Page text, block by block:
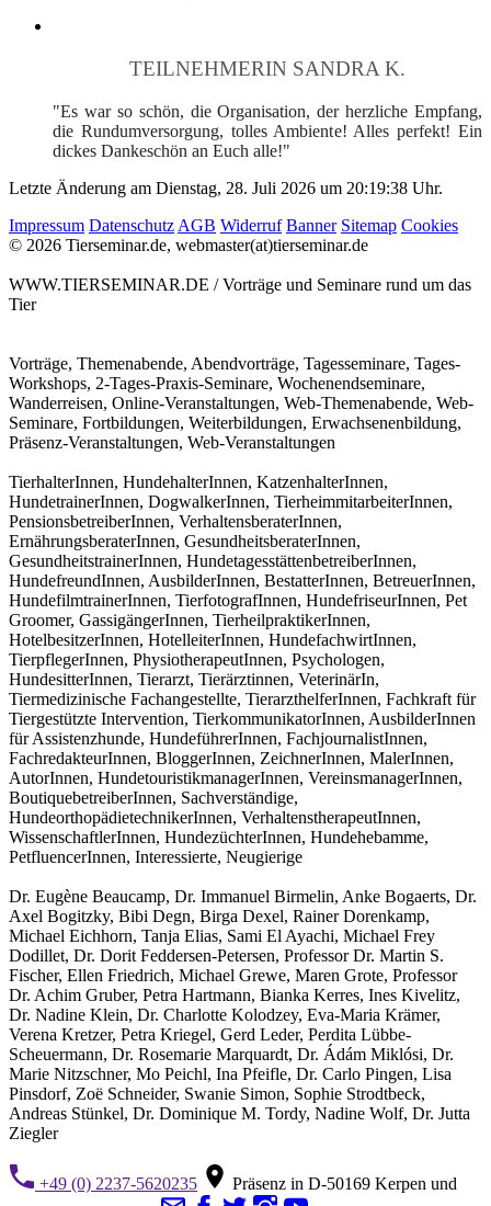
TEILNEHMERIN SANDRA K.
"Es war so schön, die Organisation, der herzliche Empfang,
die Rundumversorgung, tolles Ambiente! Alles perfekt! Ein
dickes Dankeschön an Euch alle!"
Letzte Änderung am Dienstag, 28. Juli 2026 um 20:19:38 Uhr.
Impressum DatenschutzAGB Widerruf Banner Sitemap Cookies
© 2026 Tierseminar.de, webmaster(at)tierseminar.de
WWW.TIERSEMINAR.DE / Vorträge und Seminare rund um das
Tier
Vorträge, Themenabende, Abendvorträge, Tagesseminare, Tages-
Workshops, 2-Tages-Praxis-Seminare, Wochenendseminare,
Wanderreisen, Online-Veranstaltungen, Web-Themenabende, Web-
Seminare, Fortbildungen, Weiterbildungen, Erwachsenenbildung,
Präsenz-Veranstaltungen, Web-Veranstaltungen
TierhalterInnen, HundehalterInnen, KatzenhalterInnen,
HundetrainerInnen, DogwalkerInnen, TierheimmitarbeiterInnen,
PensionsbetreiberInnen, VerhaltensberaterInnen,
ErnährungsberaterInnen, GesundheitsberaterInnen,
GesundheitstrainerInnen, HundetagesstättenbetreiberInnen,
HundefreundInnen, AusbilderInnen, BestatterInnen, BetreuerInnen,
HundefilmtrainerInnen, TierfotografInnen, HundefriseurInnen, Pet
Groomer, GassigängerInnen, TierheilpraktikerInnen,
HotelbesitzerInnen, HotelleiterInnen, HundefachwirtInnen,
TierpflegerInnen, PhysiotherapeutInnen, Psychologen,
HundesitterInnen, Tierarzt, Tierärztinnen, VeterinärIn,
Tiermedizinische Fachangestellte, TierarzthelferInnen, Fachkraft für
Tiergestützte Intervention, TierkommunikatorInnen, AusbilderInnen
für Assistenzhunde, HundeführerInnen, FachjournalistInnen,
FachredakteurInnen, BloggerInnen, ZeichnerInnen, MalerInnen,
AutorInnen, HundetouristikmanagerInnen, VereinsmanagerInnen,
BoutiquebetreiberInnen, Sachverständige,
HundeorthopädietechnikerInnen, VerhaltenstherapeutInnen,
WissenschaftlerInnen, HundezüchterInnen, Hundehebamme,
PetfluencerInnen, Interessierte, Neugierige
Dr. Eugène Beaucamp, Dr. Immanuel Birmelin, Anke Bogaerts, Dr.
Axel Bogitzky, Bibi Degn, Birga Dexel, Rainer Dorenkamp,
Michael Eichhorn, Tanja Elias, Sami El Ayachi, Michael Frey
Dodillet, Dr. Dorit Feddersen-Petersen, Professor Dr. Martin S.
Fischer, Ellen Friedrich, Michael Grewe, Maren Grote, Professor
Dr. Achim Gruber, Petra Hartmann, Bianka Kerres, Ines Kivelitz,
Dr. Nadine Klein, Dr. Charlotte Kolodzey, Eva-Maria Krämer,
Verena Kretzer, Petra Kriegel, Gerd Leder, Perdita Lübbe-
Scheuermann, Dr. Rosemarie Marquardt, Dr. Ádám Miklósi, Dr.
Marie Nitzschner, Mo Peichl, Ina Pfeifle, Dr. Carlo Pingen, Lisa
Pinsdorf, Zoë Schneider, Swanie Simon, Sophie Strodtbeck,
Andreas Stünkel, Dr. Dominique M. Tordy, Nadine Wolf, Dr. Jutta
Ziegler
+49 (0) 2237-5620235
Präsenz in D-50169 Kerpen und